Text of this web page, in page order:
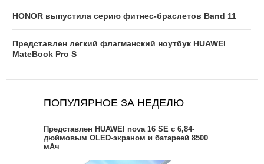
HONOR выпустила серию фитнес-браслетов Band 11
Представлен легкий флагманский ноутбук HUAWEI
MateBook Pro S
ПОПУЛЯРНОЕ ЗА НЕДЕЛЮ
Представлен HUAWEI nova 16 SE с 6,84-
дюймовым OLED-экраном и батареей 8500
мАч